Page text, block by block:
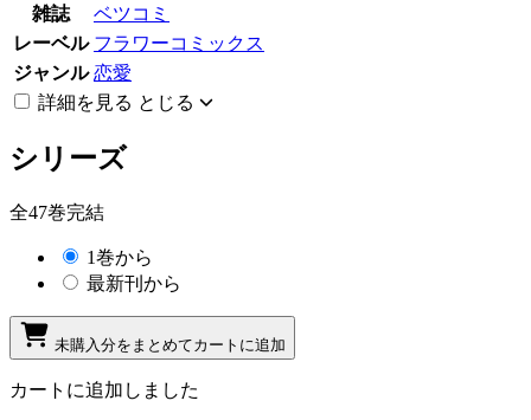
雑誌
ベツコミ
レーベル フラワーコミックス
ジャンル 恋愛
詳細を見る とじる
シリーズ
全47巻完結
1巻から
最新刊から
未購入分をまとめてカートに追加
カートに追加しました